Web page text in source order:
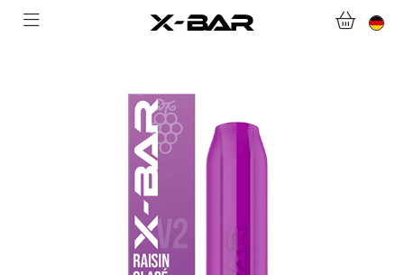
KONTAKTIERE UNS.